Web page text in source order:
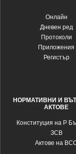
Oнлайн
Дневен ред
Протоколи
Приложения
Регистър
НОРМАТИВНИ И
АКТОВЕ
Конституция на Р
ЗСВ
Актове на